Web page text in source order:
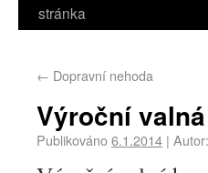
stránka
← Dopravní nehoda
Výroční
Publikováno6.1.2014 | Autor: